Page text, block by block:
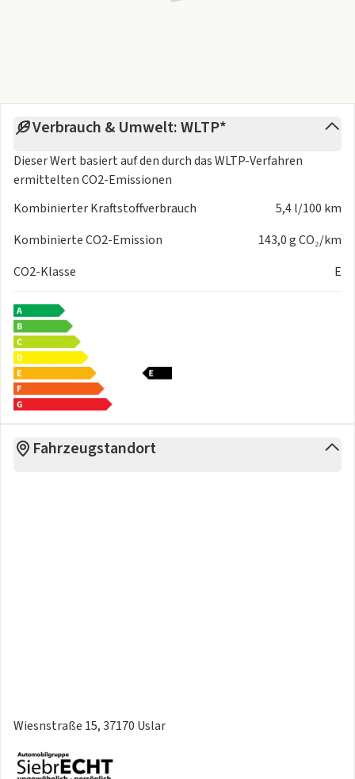
Fahrzeugausstattung ist im jeweiligen Angebot ersichtlich.
Verbrauch & Umwelt: WLTP*
Dieser Wert basiert auf den durch dasWLTP-Verfahren
ermittelten CO2-Emissionen
Kombinierter Kraftstoffverbrauch
5,4 l/100 km
Kombinierte CO2-Emission
143,0 g CO₂/km
CO2-Klasse
E
Fahrzeugstandort
Wiesnstraße 15, 37170 Uslar